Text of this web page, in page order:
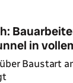
in
Baustart